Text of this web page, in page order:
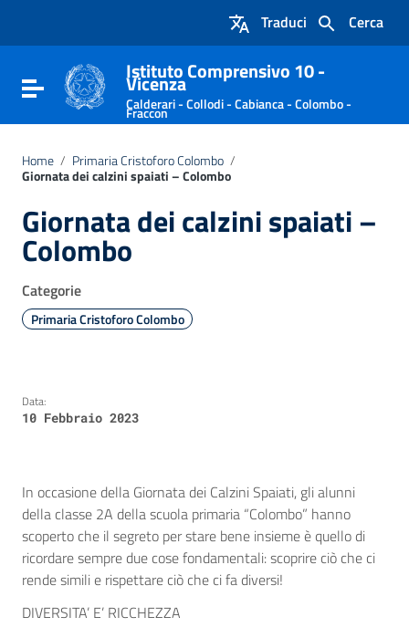
Vai al footer
Cerca
Traduci
Attiva / disattiva la navigazione
Istituto Comprensivo 10 -
Vicenza
Calderari - Collodi - Cabianca - Colombo -
Fraccon
Home / Primaria Cristoforo Colombo /
Giornata dei calzini spaiati – Colombo
Giornata dei calzini spaiati –
Colombo
Categorie
Primaria Cristoforo Colombo
Data:
10 Febbraio 2023
In occasione della Giornata dei Calzini Spaiati, gli alunni
della classe 2A della scuola primaria “Colombo” hanno
scoperto che il segreto per stare bene insieme è quello di
ricordare sempre due cose fondamentali: scoprire ciò che ci
rende simili e rispettare ciò che ci fa diversi!
DIVERSITA’ E’ RICCHEZZA